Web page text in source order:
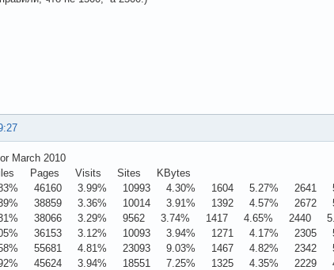
March 2010
Pages Visits Sites KBytes
46160 3.99% 10993 4.30% 1604 5.27% 2641
38859 3.36% 10014 3.91% 1392 4.57% 2672
38066 3.29% 9562 3.74% 1417 4.65% 2440
36153 3.12% 10093 3.94% 1271 4.17% 2305
55681 4.81% 23093 9.03% 1467 4.82% 2342
45624 3.94% 18551 7.25% 1325 4.35% 2229